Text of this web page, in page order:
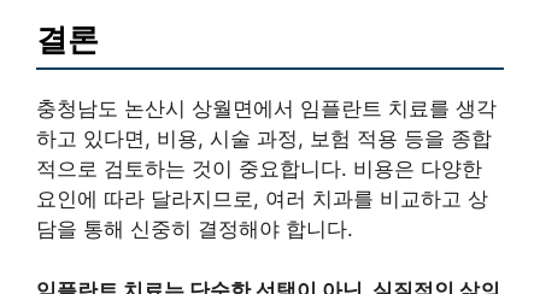
결론
충청남도 논산시 상월면에서 임플란트 치료를 생각
하고 있다면, 비용, 시술 과정, 보험 적용 등을 종합
적으로 검토하는 것이 중요합니다. 비용은 다양한
요인에 따라 달라지므로, 여러 치과를 비교하고 상
담을 통해 신중히 결정해야 합니다.